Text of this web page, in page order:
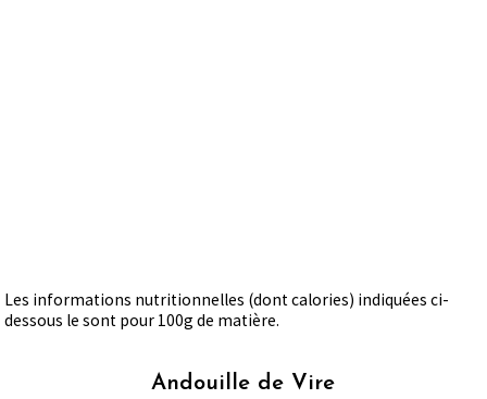
Les informations nutritionnelles (dont calories) indiquées ci-
dessous le sont pour 100g de matière.
Andouille de Vire